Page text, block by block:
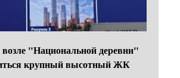
"Национальной деревни"
крупный высотный ЖК